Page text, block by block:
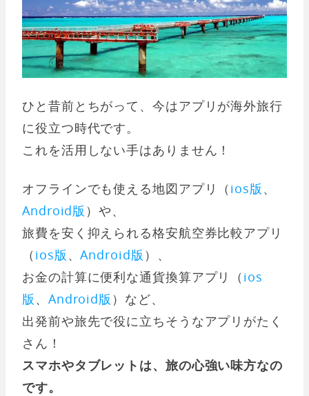
ひと昔前とちがって、今はアプリが海外旅行
に役立つ時代です。
これを活用しない手はありません！
オフラインでも使える地図アプリ（ ios版 、
Android版 ）や、
旅費を安く抑えられる格安航空券比較アプリ
（ ios版 、Android版 ）、
お金の計算に便利な通貨換算アプリ（ ios
版 、 Android版 ）など、
出発前や旅先で役に立ちそうなアプリがたく
さん！
スマホやタブレットは、旅の心強い味方なの
です。